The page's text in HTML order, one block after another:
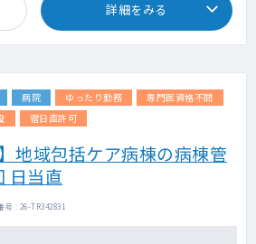
詳細をみる
病院 ゆったり勤務
専門医資格不問
宿日直許可
地域包括ケア病棟の病棟管
日当直
: 26-TR342831